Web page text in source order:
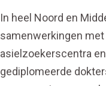
In heel Noord en
samenwerkingen
asielzoekerscentra
gediplomeerde